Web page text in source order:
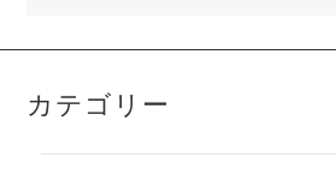
カテゴリー